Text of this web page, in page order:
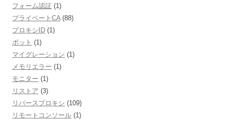
フォーム認証 (1)
プライベートCA(88)
プロキシID (1)
ボット (1)
マイグレーション (1)
メモリエラー (1)
モニター (1)
リストア (3)
リバースプロキシ (109)
リモートコンソール (1)